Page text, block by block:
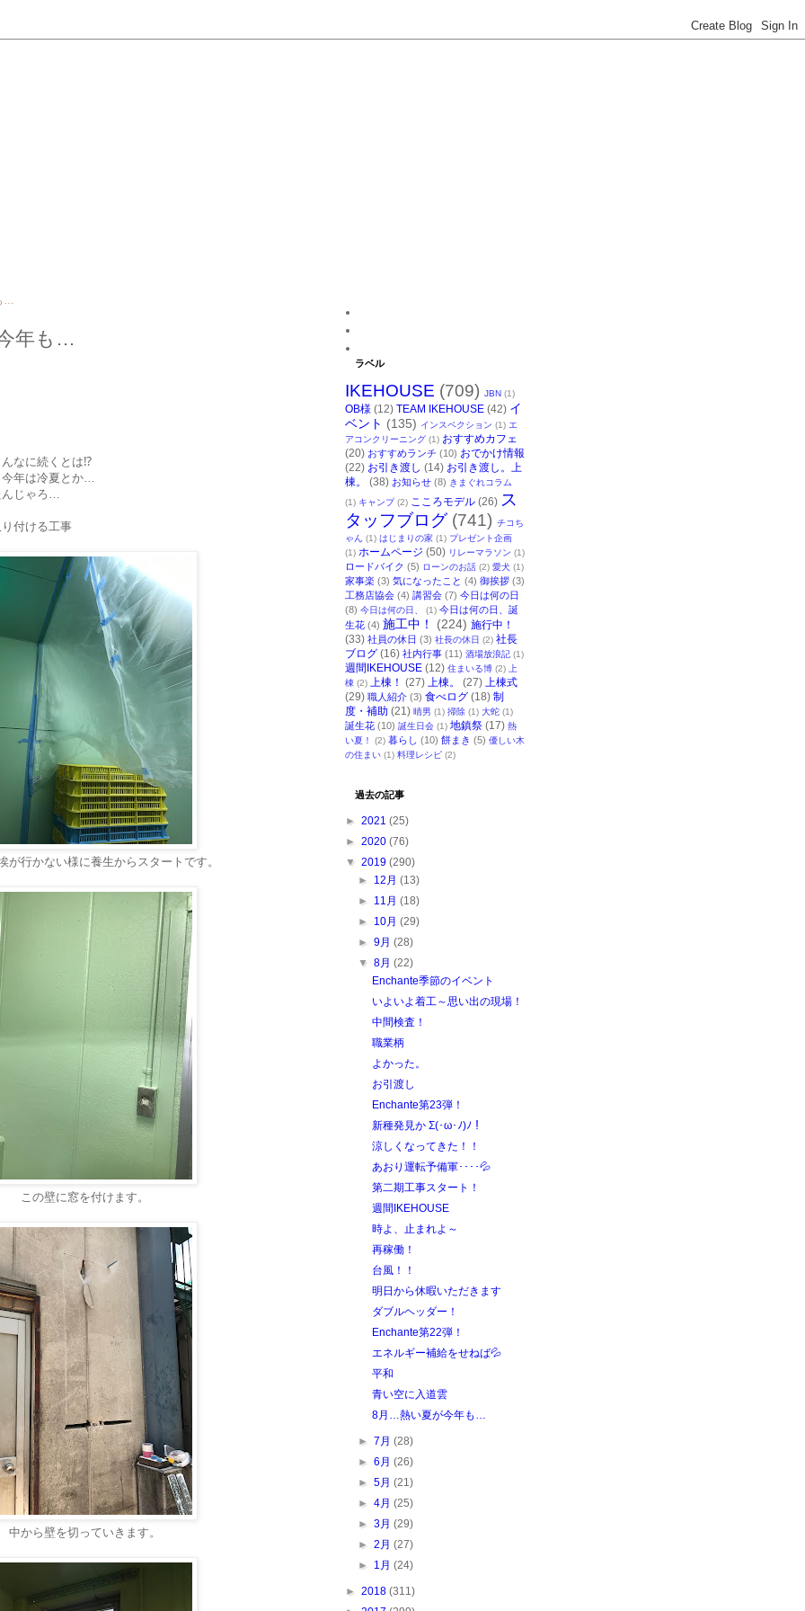
…
年も…
なに続くとは⁉
年は冷夏とか…
じゃろ…
付ける工事
が行かない様に養生からスタートです。
この壁に窓を付けます。
中から壁を切っていきます。
ラベル
IKEHOUSE (709) JBN (1)
OB様 (12) TEAM IKEHOUSE (42) イ
ベント (135) インスペクション (1) エ
アコンクリーニング (1) おすすめカフェ
(20) おすすめランチ (10) おでかけ情報
(22) お引き渡し (14) お引き渡し。上
棟。
(38) お知らせ (8) きまぐれコラム
(1) キャンプ (2) こころモデル (26) ス
タッフブログ (741) チコち
ゃん
(1) はじまりの家 (1) プレゼント企画
(1) ホームページ (50) リレーマラソン (1)
ロードバイク (5) ローンのお話 (2) 愛犬 (1)
家事楽 (3) 気になったこと (4) 御挨拶 (3)
工務店協会 (4) 講習会 (7) 今日は何の日
(8) 今日は何の日、 (1) 今日は何の日、誕
生花 (4) 施工中！ (224) 施行中！
(33) 社員の休日 (3) 社長の休日 (2) 社長
ブログ (16) 社内行事 (11) 酒場放浪記 (1)
週間IKEHOUSE (12) 住まいる博 (2)
上
棟 (2) 上棟！ (27) 上棟。 (27) 上棟式
(29) 職人紹介 (3) 食べログ (18) 制
度・補助 (21) 晴男 (1) 掃除 (1) 大蛇 (1)
誕生花 (10) 誕生日会 (1) 地鎮祭 (17) 熱
い夏！
(2) 暮らし (10) 餅まき (5) 優しい木
の住まい (1) 料理レシピ (2)
過去の記事
► 2021 (25)
► 2020 (76)
▼ 2019 (290)
► 12月 (13)
► 11月 (18)
► 10月 (29)
►9月 (28)
▼ 8月 (22)
Enchante季節のイベント
いよいよ着工～思い出の現場！
中間検査！
職業柄
よかった。
お引渡し
Enchante第23弾！
新種発見か Σ(･ω･ﾉ)ﾉ！
涼しくなってきた！！
あおり運転予備軍････💦
第二期工事スタート！
週間IKEHOUSE
時よ、止まれよ～
再稼働！
台風！！
明日から休暇いただきます
ダブルヘッダー！
Enchante第22弾！
エネルギー補給をせねば💦
平和
青い空に入道雲
8月…熱い夏が今年も…
►7月 (28)
►6月 (26)
►5月 (21)
►4月 (25)
►3月 (29)
►2月 (27)
► 1月 (24)
► 2018 (311)